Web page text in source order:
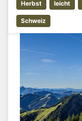
Herbst leicht
Schweiz